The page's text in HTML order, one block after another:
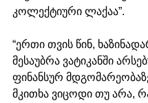
კოლექტიური ლაქაა”.
“ერთი თვის წინ,
მესაუბრა ვატიკანში
ფინანსურ
მკითხა ვიცოდი თუ არა,